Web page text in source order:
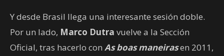
Y desde Brasil llega una interesante sesión doble.
Por un lado, Marco Dutra vuelve a la Sección
Oficial, tras hacerlo con As boas maneirasen 2011,